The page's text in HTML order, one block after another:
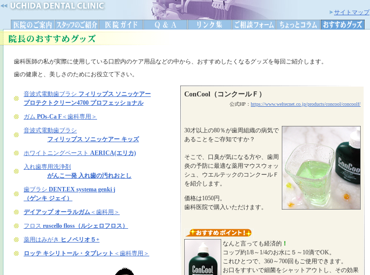
サイトマップ
歯科医師の私が実際に使用している口腔内のケア用品などの中から、おすすめしたくなるグッズを毎回ご紹介します。
歯の健康と、美しさのためにお役立て下さい。
ConCool（コンクールＦ）
公式HP： https://www.weltecnet.co.jp/products/concool/concoolf/
30才以上の80％が歯周組織の病気で
あることをご存知ですか？
そこで、口臭が気になる方や、歯周
炎の予防に最適な薬用マウスウォッ
シュ、ウエルテックのコンクールＦ
を紹介します。
価格は1050円。
歯科医院で購入いただけます。
なんと言っても経済的 ！
コップ約1/8～1/4のお水に５～10滴でOK。
これひとつで、360～700回もご使用できます。
お口をすすいで細菌をシャットアウトし、その効果